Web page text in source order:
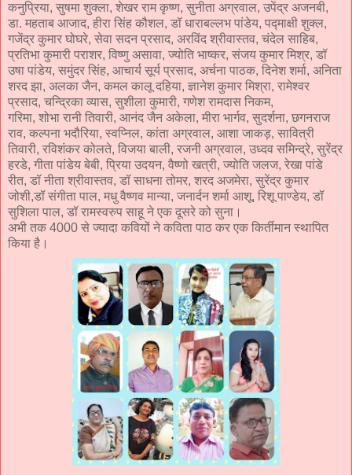
कनुप्रिया, सुषमा शुक्ला, शेखर राम कृष्ण, सुनीता अग्रवाल, उपेंद्र अजनबी,
डा. महताब आजाद, हीरा सिंह कौशल, डॉ धाराबल्लभ पांडेय, पद्माक्षी शुक्ल,
गजेंद्र कुमार घोघरे, सेवा सदन प्रसाद, अरविंद श्रीवास्तव, चंदेल साहिब,
प्रतिभा कुमारी पराशर, विष्णु असावा, ज्योति भाष्कर, संजय कुमार मिश्र, डॉ
उषा पांडेय, समुंदर सिंह, आचार्य सूर्य प्रसाद, अर्चना पाठक, दिनेश शर्मा, अनिता
शरद झा, अलका जैन, कमल कालू दहिया, ज्ञानेश कुमार मिश्रा, रामेश्वर
प्रसाद, चन्द्रिका व्यास, सुशीला कुमारी, गणेश रामदास निकम,
गरिमा, शोभा रानी तिवारी, आनंद जैन अकेला, मीरा भार्गव, सुदर्शना, छगनराज
राव, कल्पना भदौरिया, स्वप्निल, कांता अग्रवाल, आशा जाकड़, सावित्री
तिवारी, रविशंकर कोलते, विजया बाली, रजनी अग्रवाल, उध्दव समिन्द्रे, सुरेंद्र
हरडे, गीता पांडेय बेबी, प्रिया उदयन, वैष्णो खत्री, ज्योति जलज, रेखा पांडे
रीत, डॉ नीता श्रीवास्तव, डॉ साधना तोमर, शरद अजमेरा, सुरेंद्र कुमार
जोशी,डॉ संगीता पाल, मधु वैष्णव मान्या, जनार्दन शर्मा आशू, रिशू पाण्डेय, डॉ
सुशिला पाल, डॉ रामस्वरुप साहू ने एक दूसरे को सुना।
अभी तक 4000 से ज्यादा कवियों ने कविता पाठ कर एक किर्तीमान स्थापित
किया है।